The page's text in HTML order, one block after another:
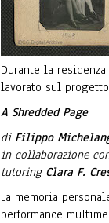
Durante la
lavorato sul progetto
A Shredded Page
di Filippo
in collaborazione
tutoring Clara F.
La memoria
performance